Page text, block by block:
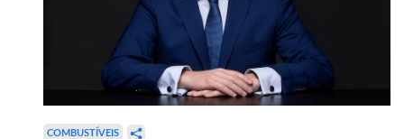
COMBUSTÍVEIS